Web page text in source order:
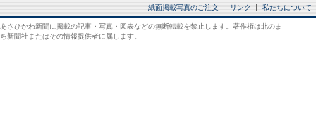
紙面掲載写真のご注文 リンク 私たちについて
あさひかわ新聞に掲載の記事・写真・図表などの無断転載を禁止します。著作権は北のま
ち新聞社またはその情報提供者に属します。